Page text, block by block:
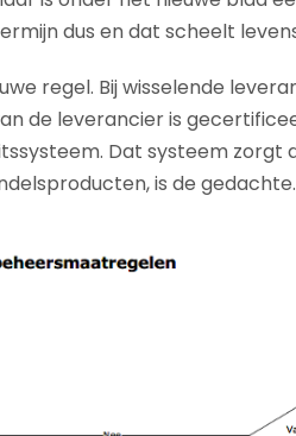
dus en dat scheelt
regel. Bij wisselende
de leverancier is
Dat systeem zorgt
is de gedachte.